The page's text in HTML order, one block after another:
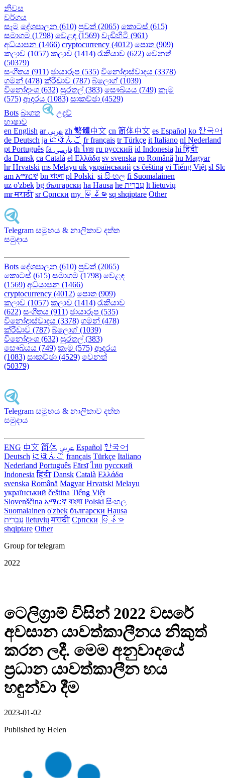
නිවස
වර්ගය
සෑම දේශපාලන (610) පුවත් (2065) කොටස් (615)
සමාගම (1798) වෙළඳ (1569) වැඩිහිටි (961)
අධ්යාපන (1466) cryptocurrency (4012) පොත (909)
කලාව (1057) කලාව (1414) රැකියාව (622) වෙනත්
(50379)
සංගීතය (911) ඡායාරූප (535) විනෝදාස්වාදය (3378)
ගමන් (478) ක්රීඩාව (787) බ්ලොග් (1039)
විනෝදාංශ (632) සුරතල් (383) සෞඛ්යය (749) කෑම
(575) ආදරය (1083) සාකච්ඡා (4529)
Bots බාගත
උදව්
භාෂාව
en English
ar عربى zh 繁體中文 cn 简体中文 es Español ko 한국어
de Deutsch ja にほんご fr français tr Türkçe it Italiano nl Nederland
pt Português
th ไทย ru русский id Indonesia hi हिंदी
da Dansk‎ ca Català el Ελλάδα sv svenska ro Română hu Magyar
hr Hrvatski ms Melayu uk український‎ cs čeština‎ vi Tiếng Việt sl
am አማርኛ bn বাংলা pl Polski ‎ si සිංහල fi Suomalainen
uz o'zbek bg български ha Hausa‎ he עִברִית lt lietuvių
mr मराठी sr Српски my မြန်မာ sq shqiptare Other
Telegram සමූහය & නාලිකාව දත්ත
සමුදාය
Bots දේශපාලන (610) පුවත් (2065)
කොටස් (615) සමාගම (1798) වෙළඳ
(1569) අධ්යාපන (1466)
cryptocurrency (4012) පොත (909)
කලාව (1057) කලාව (1414) රැකියාව
(622) සංගීතය (911) ඡායාරූප (535)
විනෝදාස්වාදය (3378) ගමන් (478)
ක්රීඩාව (787) බ්ලොග් (1039)
විනෝදාංශ (632) සුරතල් (383)
සෞඛ්යය (749) කෑම (575) ආදරය
(1083) සාකච්ඡා (4529) වෙනත්
(50379)
Telegram සමූහය & නාලිකාව දත්ත
සමුදාය
ENG 中文 简体 عربى Español 한국어
Deutsch にほんご français Türkçe Italiano
Nederland Português Fārsī‎ ไทย русский
Indonesia हिंदी Dansk‎ Català Ελλάδα
svenska Română Magyar Hrvatski Melayu
український čeština Tiếng Việt
Slovenščina አማርኛ বাংলা Polski සිංහල
Suomalainen o'zbek български Hausa
עִברִית lietuvių मराठी Српски
မြန်မာ
shqiptare Other
Group for telegram
2022
ටෙලිග්‍රාම් විසින් 2022 වසරේ
අවසාන යාවත්කාලීනය නිකුත්
කරන ලදී. මෙම අනුවාදයේ
ප්‍රධාන යාවත්කාලීන හය
හඳුන්වා දීම
2023-01-02
Published by Helen